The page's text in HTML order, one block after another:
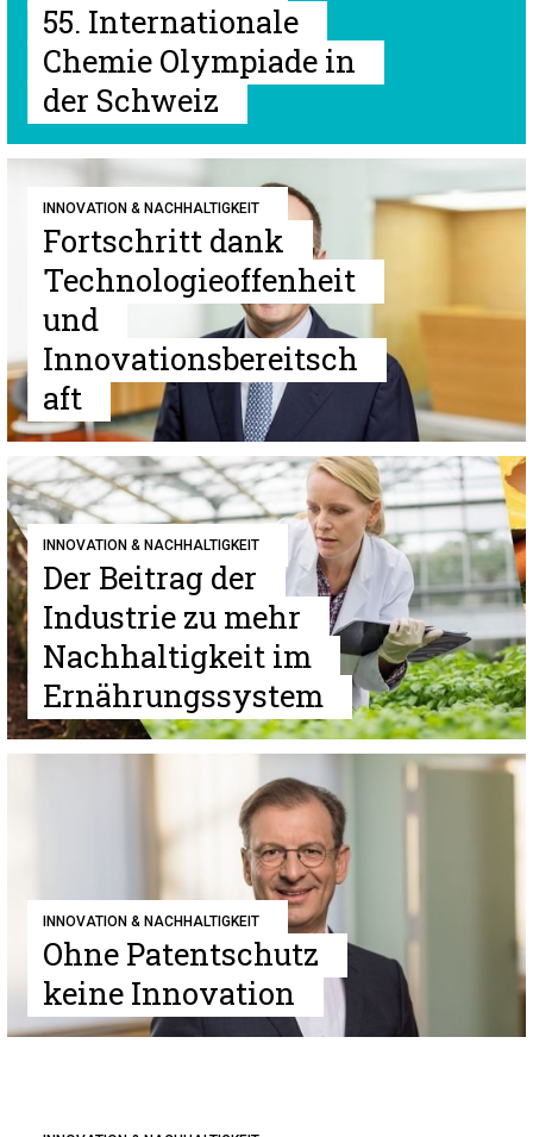
55. Internationale
Chemie Olympiade in
der Schweiz
INNOVATION & NACHHALTIGKEIT
Fortschritt dank
Technologieoffenheit
und
Innovationsbereitsch
aft
INNOVATION & NACHHALTIGKEIT
Der Beitrag der
Industrie zu mehr
Nachhaltigkeit im
Ernährungssystem
INNOVATION & NACHHALTIGKEIT
Ohne Patentschutz
keine Innovation